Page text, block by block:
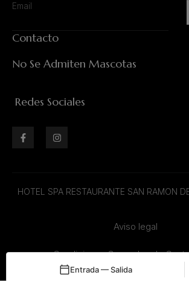
Contacto
No Se Admiten Mascotas
Redes Sociales
HOTEL SPA RESTAURANTE SAN RAMON
Aviso legal
Condiciones Generales de
Entrada — Salida